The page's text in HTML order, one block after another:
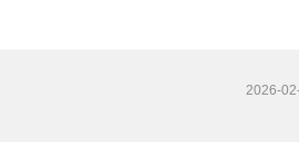
2026-